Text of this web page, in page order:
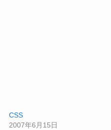
CSS
2007年6月15日